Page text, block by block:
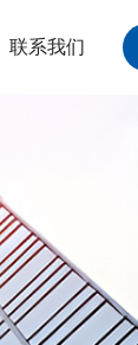
联系我们